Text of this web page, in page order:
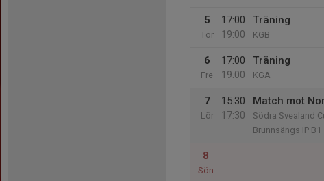
5
Tor
17:00
19:00
Träning
KGB
6
Fre
17:00
19:00
Träning
KGA
7
Lör
15:30
17:30
Match mot
Södra Svealand
Brunnsängs IP B1
8
Sön